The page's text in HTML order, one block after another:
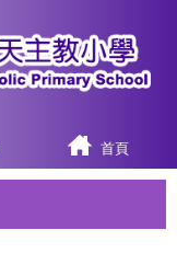
首頁